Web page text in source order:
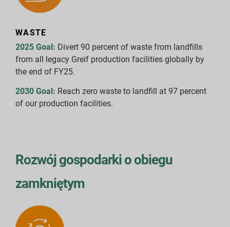
WASTE
2025 Goal: Divert 90 percent of waste from landfills
from all legacy Greif production facilities globally by
the end of FY25.
2030 Goal: Reach zero waste to landfill at 97 percent
of our production facilities.
Rozwój gospodarki o obiegu
zamkniętym